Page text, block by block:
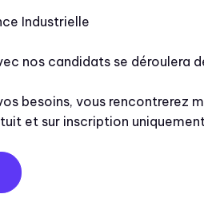
Industrielle
nos candidats se déroulera
besoins, vous rencontrerez
et sur inscription